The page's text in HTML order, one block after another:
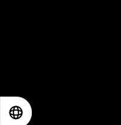
CITIES AND URBANIZATION
SOCIEDAD CIVIL